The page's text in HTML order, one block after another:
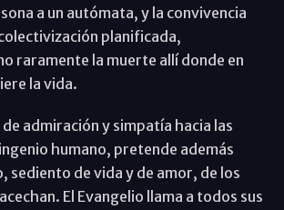
a un autómata, y la convivencia
planificada,
raramente la muerte allí donde en
la vida.
admiración y simpatía hacia las
humano, pretende además
sediento de vida y de amor, de los
El Evangelio llama a todos sus